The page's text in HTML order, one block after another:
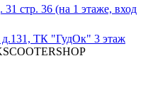
стр. 36 (на 1 этаже, вход
д.131, ТК "ГудОк" 3 этаж